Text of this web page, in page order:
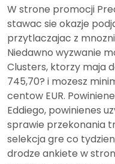
W strone promocji
stawac sie okazje
przytlaczajac z
Niedawno wyzwanie
Clusters, ktorzy maja
745,70? i mozesz
centow EUR.
Eddiego, powinienes
sprawie przekonania
selekcja gre co
drodze ankiete w